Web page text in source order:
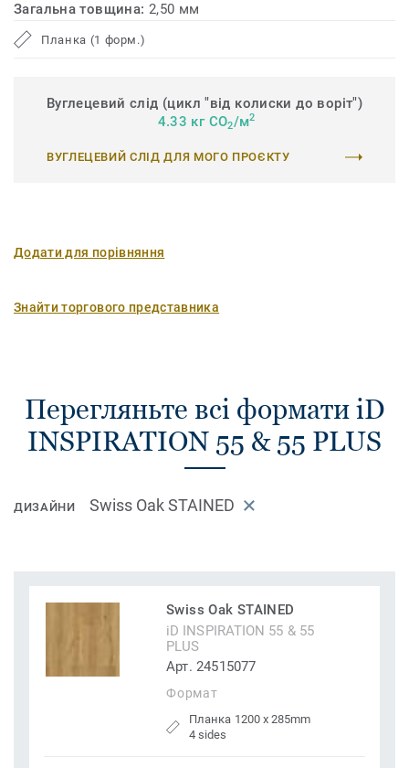
Загальна товщина: 2,50 мм
Планка (1 форм.)
Вуглецевий слід (цикл "від колиски до воріт")
4.33 кг CO2/м2
ВУГЛЕЦЕВИЙ СЛІД ДЛЯ МОГО ПРОЄКТУ
Додати для порівняння
Знайти торгового представника
Перегляньте всі формати iD
INSPIRATION 55 & 55 PLUS
ДИЗАЙНИ Swiss Oak STAINED
Swiss Oak STAINED
iD INSPIRATION 55 & 55
PLUS
Арт. 24515077
Формат
Планка 1200 x 285mm
4 sides